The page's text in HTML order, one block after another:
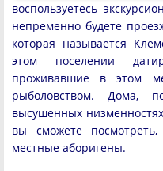
воспользуетесь
непременно будете
которая называется
этом поселении
проживавшие в этом
рыболовством. Дома,
высушенных
вы сможете
местные аборигены.